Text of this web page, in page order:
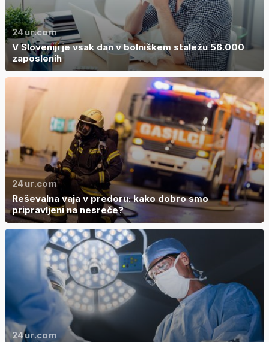
24ur.com
V Sloveniji je vsak dan v bolniškem staležu 56.000
zaposlenih
24ur.com
Reševalna vaja v predoru: kako dobro smo
pripravljeni na nesreče?
24ur.com